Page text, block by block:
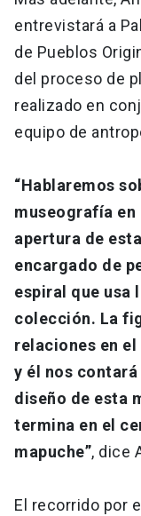
entrevistará a
de Pueblos
del proceso de
realizado en
equipo de
“Hablaremos
museografía
apertura de
encargado de
espiral que usa
colección. La
relaciones en
y él nos contará
diseño de esta
termina en el
mapuche”, dice
El recorrido por